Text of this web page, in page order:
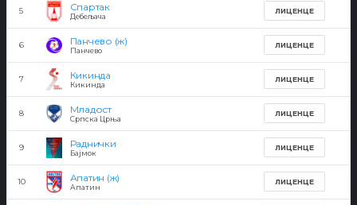
5 Спартак
Дебељача
ЛИЦЕНЦЕ
6 Панчево (ж)
Панчево
ЛИЦЕНЦЕ
7 Кикинда
Кикинда
ЛИЦЕНЦЕ
8 Младост
Српска Црња
ЛИЦЕНЦЕ
9 Раднички
Бајмок
ЛИЦЕНЦЕ
10 Апатин (ж)
Апатин
ЛИЦЕНЦЕ